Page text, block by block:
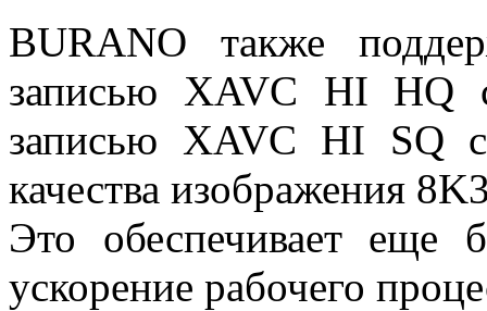
BURANO также
записью XAVC HI HQ
записью XAVC HI SQ
качества изображения
Это обеспечивает
ускорение рабочего